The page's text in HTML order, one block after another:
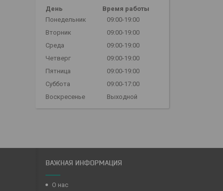
День
Время работы
Понедельник
09:00-19:00
Вторник
09:00-19:00
Среда
09:00-19:00
Четверг
09:00-19:00
Пятница
09:00-19:00
Суббота
09:00-17:00
Воскресенье
Выходной
ВАЖНАЯ ИНФОРМАЦИЯ
О нас